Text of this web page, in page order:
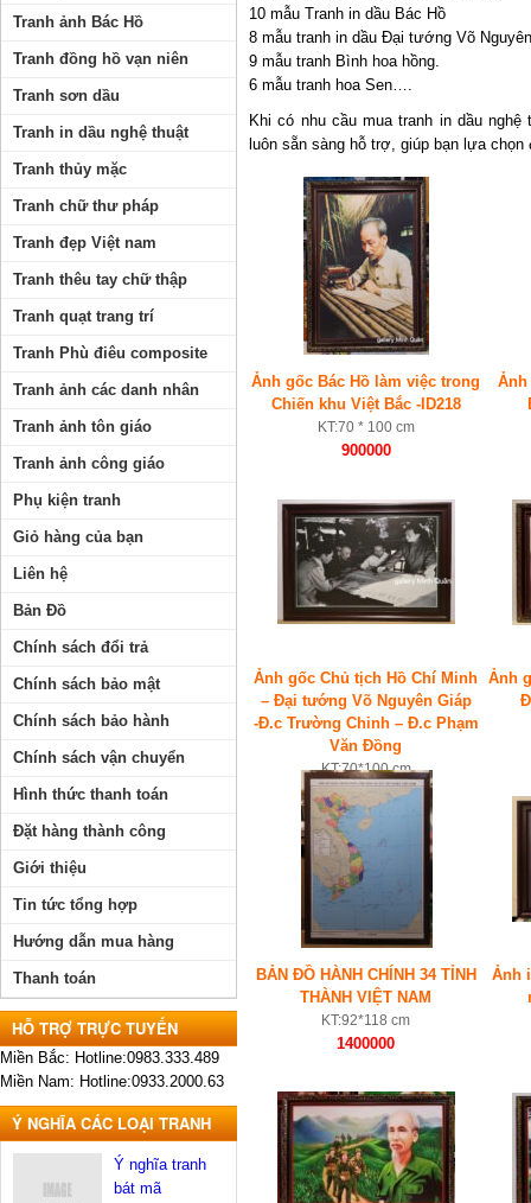
10 mẫu Tranh in dầu Bác Hồ
8 mẫu tranh in dầu Đại tướng Võ
9 mẫu tranh Bình hoa hồng.
6 mẫu tranh hoa Sen….
Khi có nhu cầu mua tranh in dầu
luôn sẵn sàng hỗ trợ, giúp bạn lựa
Ảnh gốc Bác Hồ làm việc trong
Chiến khu Việt Bắc -ID218
KT:70 * 100 cm
900000
Ảnh
Ảnh gốc Chủ tịch Hồ Chí Minh
– Đại tướng Võ Nguyên Giáp
-Đ.c Trường Chinh – Đ.c Phạm
Văn Đồng
KT:70*100 cm
900000
Ảnh
BẢN ĐỒ HÀNH CHÍNH 34 TỈNH
THÀNH VIỆT NAM
KT:92*118 cm
1400000
Ảnh
Tranh ảnh Bác Hồ
Tranh đồng hồ vạn niên
Tranh sơn dầu
Tranh in dầu nghệ thuật
Tranh thủy mặc
Tranh chữ thư pháp
Tranh đẹp Việt nam
Tranh thêu tay chữ thập
Tranh quạt trang trí
Tranh Phù điêu composite
Tranh ảnh các danh nhân
Tranh ảnh tôn giáo
Tranh ảnh công giáo
Phụ kiện tranh
Giỏ hàng của bạn
Liên hệ
Bản Đồ
Chính sách đổi trả
Chính sách bảo mật
Chính sách bảo hành
Chính sách vận chuyển
Hình thức thanh toán
Đặt hàng thành công
Giới thiệu
Tin tức tổng hợp
Hướng dẫn mua hàng
Thanh toán
HỖ TRỢ TRỰC TUYẾN
Miền Bắc: Hotline:0983.333.489
Miền Nam: Hotline:0933.2000.63
Ý NGHĨA CÁC LOẠI TRANH
Ý nghĩa tranh
bát mã